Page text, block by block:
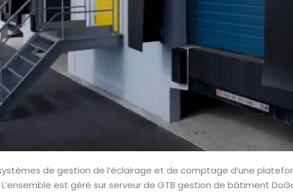
de gestion de l’éclairage et de comptage d’une
est géré sur serveur de GTB gestion de bâtiment